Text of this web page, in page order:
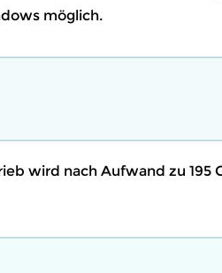
möglich.
wird nach Aufwand zu 195